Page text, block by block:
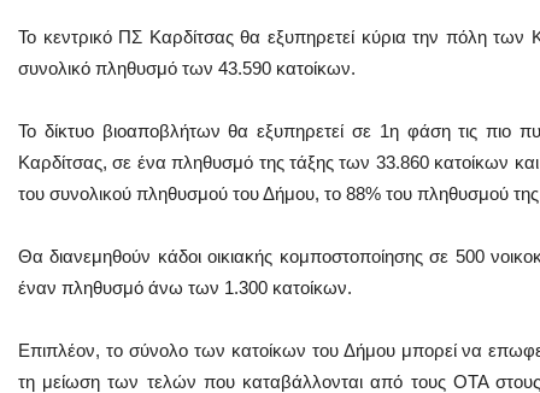
Το κεντρικό ΠΣ Καρδίτσας θα εξυπηρετεί κύρια την πόλη των
συνολικό πληθυσμό των 43.590 κατοίκων.
Το δίκτυο βιοαποβλήτων θα εξυπηρετεί σε 1η φάση τις πιο
Καρδίτσας, σε ένα πληθυσμό της τάξης των 33.860 κατοίκων
του συνολικού πληθυσμού του Δήμου, το 88% του πληθυσμού
Θα διανεμηθούν κάδοι οικιακής κομποστοποίησης σε 500
έναν πληθυσμό άνω των 1.300 κατοίκων.
Επιπλέον, το σύνολο των κατοίκων του Δήμου μπορεί να
τη μείωση των τελών που καταβάλλονται από τους ΟΤΑ